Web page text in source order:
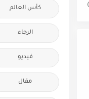
كأس العالم
الرجاء
فيديو
مقال